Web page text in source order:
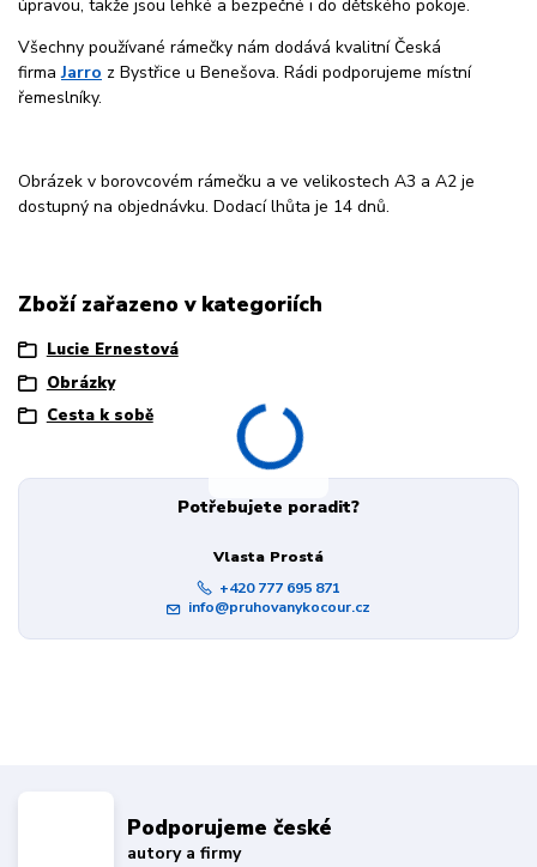
úpravou, takže jsou lehké a bezpečné i do dětského pokoje.
Všechny používané rámečky nám dodává kvalitní Česká
firmaJarro z Bystřice u Benešova. Rádi podporujeme místní
řemeslníky.
Obrázek v borovcovém rámečku a ve velikostech A3 a A2 je
dostupný na objednávku. Dodací lhůta je 14 dnů.
Zboží zařazeno v kategoriích
Lucie Ernestová
Obrázky
Cesta k sobě
Potřebujete poradit?
Vlasta Prostá
+420 777 695 871
info@pruhovanykocour.cz
Podporujeme české
autory a firmy